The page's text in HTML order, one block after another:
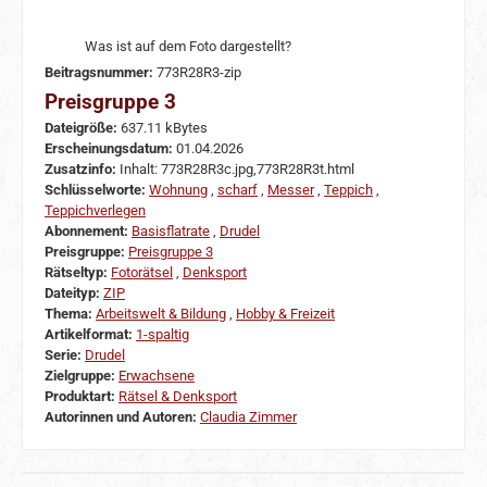
Was ist auf dem Foto dargestellt?
Beitragsnummer: 773R28R3-zip
Preisgruppe 3
Dateigröße: 637.11 kBytes
Erscheinungsdatum: 01.04.2026
Zusatzinfo: Inhalt: 773R28R3c.jpg,773R28R3t.html
Schlüsselworte: Wohnung scharf Messer, Teppich
Teppichverlegen
Abonnement: Basisflatrate
Drudel
Preisgruppe: Preisgruppe 3
Rätseltyp: Fotorätsel
Denksport
Dateityp: ZIP
Thema: Arbeitswelt & Bildung
Hobby & Freizeit
Artikelformat: 1-spaltig
Serie: Drudel
Zielgruppe: Erwachsene
Produktart: Rätsel & Denksport
Autorinnen und Autoren: Claudia Zimmer